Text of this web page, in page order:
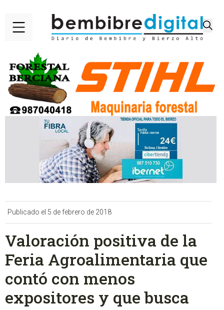
Publicado el 5 de febrero de 2018
Valoración positiva de la
Feria Agroalimentaria que
contó con menos
expositores y que busca